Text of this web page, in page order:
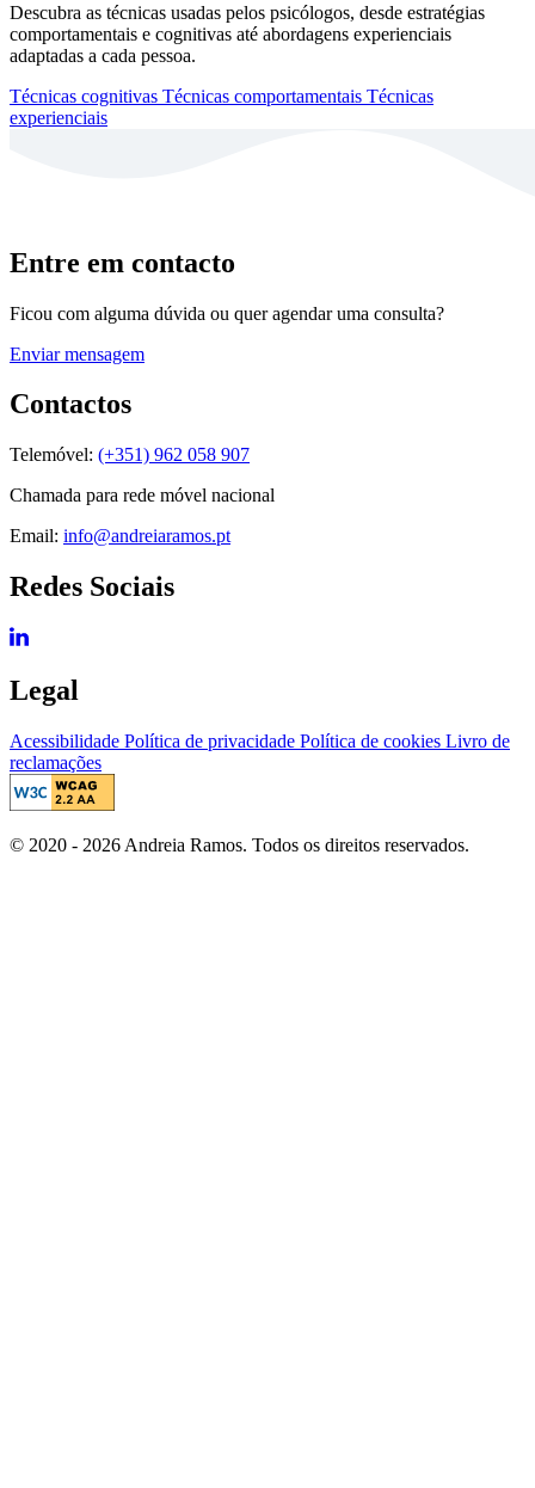
Descubra as técnicas usadas pelos psicólogos, desde estratégias
comportamentais e cognitivas até abordagens experienciais
adaptadas a cada pessoa.
Técnicas cognitivas Técnicas comportamentais Técnicas
experienciais
Entre em contacto
Ficou com alguma dúvida ou quer agendar uma consulta?
Enviar mensagem
Contactos
Telemóvel: (+351) 962 058 907
Chamada para rede móvel nacional
Email: info@andreiaramos.pt
Redes Sociais
Legal
Acessibilidade Política de privacidade Política de cookies Livro de
reclamações
© 2020 - 2026 Andreia Ramos. Todos os direitos reservados.